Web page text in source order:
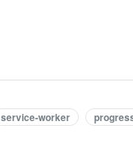
service-worker